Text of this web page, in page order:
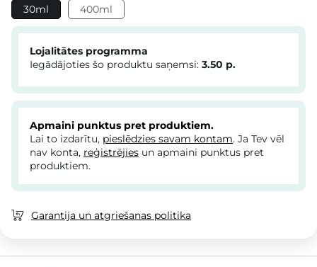
30ml
400ml
Lojalitātes programma
Iegādājoties šo produktu saņemsi: 3.50 p.
Apmaini punktus pret produktiem.
Lai to izdarītu, pieslēdzies savam kontam. Ja Tev vēl
nav konta, reģistrējies un apmaini punktus pret
produktiem.
Garantija un atgriešanas politika